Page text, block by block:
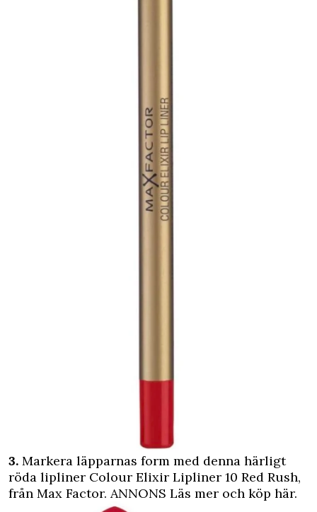
3. Markera läpparnas form med denna härligt
röda lipliner Colour Elixir Lipliner 10 Red Rush,
från Max Factor. ANNONS Läs mer och köp här.